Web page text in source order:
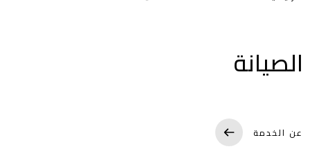
الصيانة
عن الخدمة